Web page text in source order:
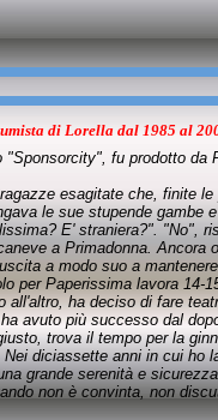
di Lorella dal 1985 al
fu prodotto da
esagitate che, finite
le sue stupende gambe
E' straniera?". "No",
a Primadonna. Ancora
a modo suo a
per Paperissima lavora 14-
all'altro, ha deciso di fare
avuto più successo dal
trova il tempo per la
diciassette anni in cui ho
grande serenità e
non è convinta, non